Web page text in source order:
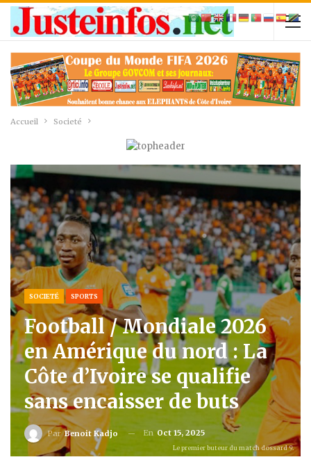
Accueil Societé
SOCIETÉ SPORTS
Football / Mondiale 2026
en Amérique du nord : La
Côte d’Ivoire se qualifie
sans encaisser de buts
ParBenoit Kadjo EnOct 15, 2025
Le premier buteur du match dossard 9.